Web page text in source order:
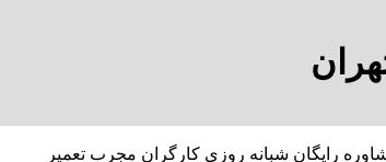
مشاوره رایگان شبانه روزی کارگران مجرب تعمیر